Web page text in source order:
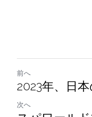
前へ
2023年、日
次へ